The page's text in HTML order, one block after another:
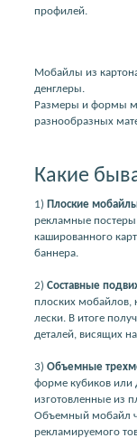
профилей.
Мобайлы из
денглеры.
Размеры и формы
разнообразных
Какие
1) Плоские
рекламные
кашированного
баннера.
2) Составные
плоских мобайлов,
лески. В итоге
деталей, висящих
3) Объемные
форме кубиков или
изготовленные из
Объемный мобайл
рекламируемого